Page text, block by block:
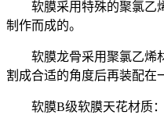
软膜采用特殊的聚氯乙
制作而成的。
软膜龙骨采用聚氯乙烯
割成合适的角度后再装配在
软膜B级软膜天花材质